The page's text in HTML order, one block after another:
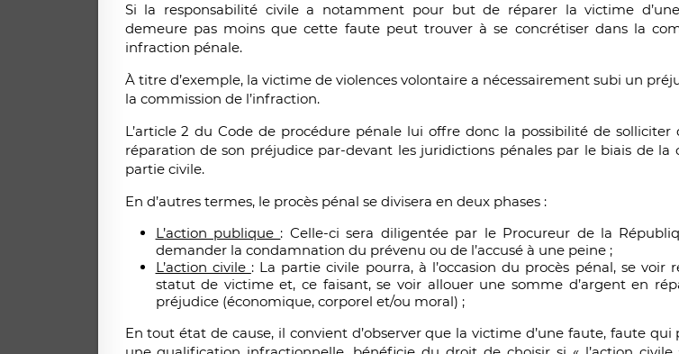
Si la responsabilité civile a notamment pour but de réparer la victime
demeure pas moins que cette faute peut trouver à se concrétiser dans la
infraction pénale.
À titre d’exemple, la victime de violences volontaire a nécessairement subi un
la commission de l’infraction.
L’article 2 du Code de procédure pénale lui offre donc la possibilité de
réparation de son préjudice par-devant les juridictions pénales par le biais de la
partie civile.
En d’autres termes, le procès pénal se divisera en deux phases :
L’action publique : Celle-ci sera diligentée par le Procureur de la
demander la condamnation du prévenu ou de l’accusé à une peine ;
L’action civile : La partie civile pourra, à l’occasion du procès pénal, se voir
statut de victime et, ce faisant, se voir allouer une somme d’argent en
préjudice (économique, corporel et/ou moral) ;
En tout état de cause, il convient d’observer que la victime d’une faute, faute